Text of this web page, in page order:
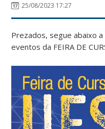
25/08/2023 17:27
Prezados, segue abaixo
eventos da FEIRA DE